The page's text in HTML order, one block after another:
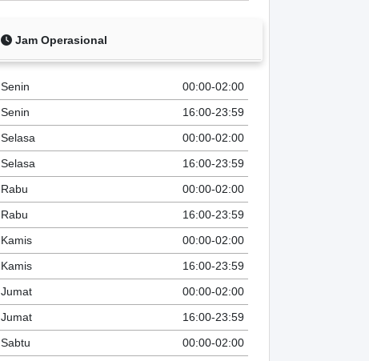
Jam Operasional
Senin
00:00-02:00
Senin
16:00-23:59
Selasa
00:00-02:00
Selasa
16:00-23:59
Rabu
00:00-02:00
Rabu
16:00-23:59
Kamis
00:00-02:00
Kamis
16:00-23:59
Jumat
00:00-02:00
Jumat
16:00-23:59
Sabtu
00:00-02:00